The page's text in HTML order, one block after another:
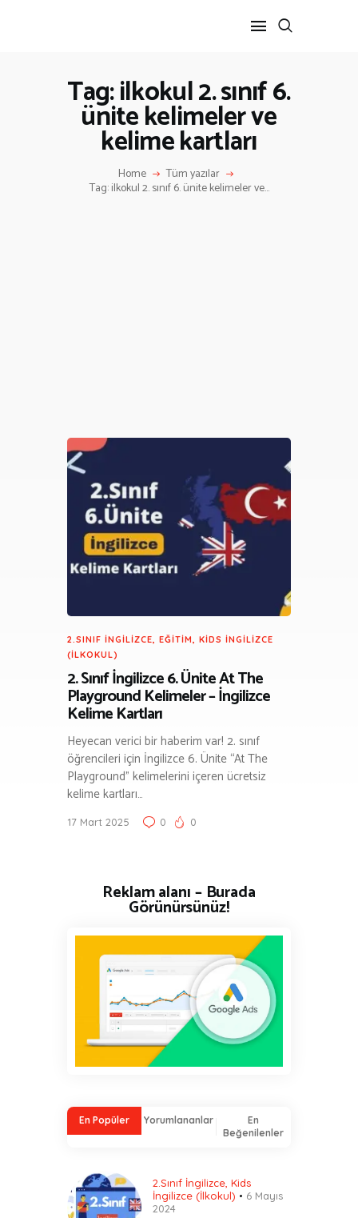
Tag: ilkokul 2. sınıf 6.
ünite kelimeler ve
kelime kartları
Home Tüm yazılar
Tag: ilkokul 2. sınıf 6. ünite kelimeler ve...
ANA SAYFA
HAKKIMIZDA
İLETIŞIM
2.SINIF İNGILIZCE, EĞITIM, KIDS İNGILIZCE
(İLKOKUL)
2. Sınıf İngilizce 6. Ünite At The
Playground Kelimeler – İngilizce
Kelime Kartları
Heyecan verici bir haberim var! 2. sınıf
öğrencileri için İngilizce 6. Ünite “At The
Playground” kelimelerini içeren ücretsiz
kelime kartları…
17 Mart 2025 0 0
Reklam alanı – Burada
Görünürsünüz!
En Popüler Yorumlananlar
En
Beğenilenler
2.Sınıf İngilizce Kids
İngilizce (İlkokul)
6 Mayıs
2024